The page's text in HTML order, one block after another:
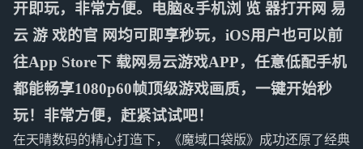
开即玩，非常方便。电脑&手机浏 览 器打开网 易
云 游 戏的官 网均可即享秒玩，iOS用户也可以前
往App Store下 载网易云游戏APP，任意低配手机
都能畅享1080p60帧顶级游戏画质，一键开始秒
玩！非常方便，赶紧试试吧！
在天晴数码的精心打造下，《魔域口袋版》成功还原了经典